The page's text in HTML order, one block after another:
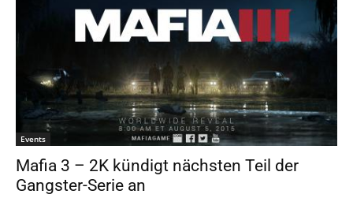
Events
Mafia 3 – 2K kündigt nächsten Teil der
Gangster-Serie an